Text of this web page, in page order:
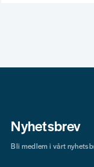
Nyhetsbrev
Bli medlem i vårt